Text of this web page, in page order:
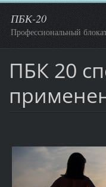
ПБК-20
Профессиональный
ПБК 20